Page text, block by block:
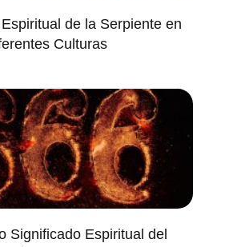
de la Serpiente en
Culturas
Significado Espiritual del